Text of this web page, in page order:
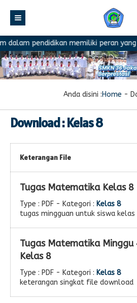
dalam pendidikan memiliki peran yang
Anda disini :Home -
Download : Kelas 8
Keterangan File
Tugas Matematika Kelas 8
Type : PDF - Kategori : Kelas 8
tugas mingguan untuk siswa kelas
Tugas Matematika Minggu
Kelas 8
Type : PDF - Kategori : Kelas 8
keterangan singkat file download